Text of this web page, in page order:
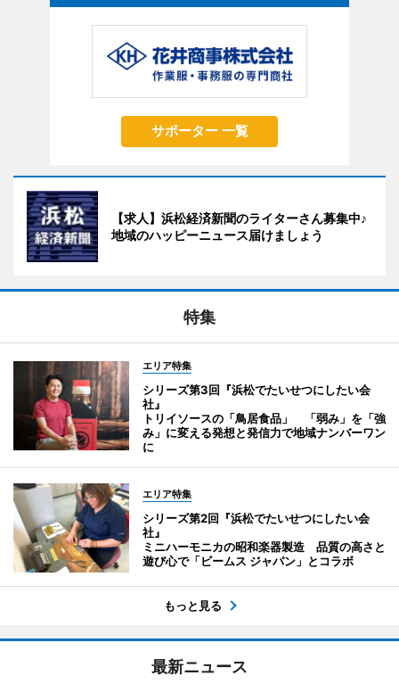
サポーター 一覧
【求人】浜松経済新聞のライターさん募集中♪
地域のハッピーニュース届けましょう
特集
エリア特集
シリーズ第3回『浜松でたいせつにしたい会
社』
トリイソースの「鳥居食品」 「弱み」を「強
み」に変える発想と発信力で地域ナンバーワン
に
エリア特集
シリーズ第2回『浜松でたいせつにしたい会
社』
ミニハーモニカの昭和楽器製造 品質の高さと
遊び心で「ビームス ジャパン」とコラボ
もっと見る
最新ニュース